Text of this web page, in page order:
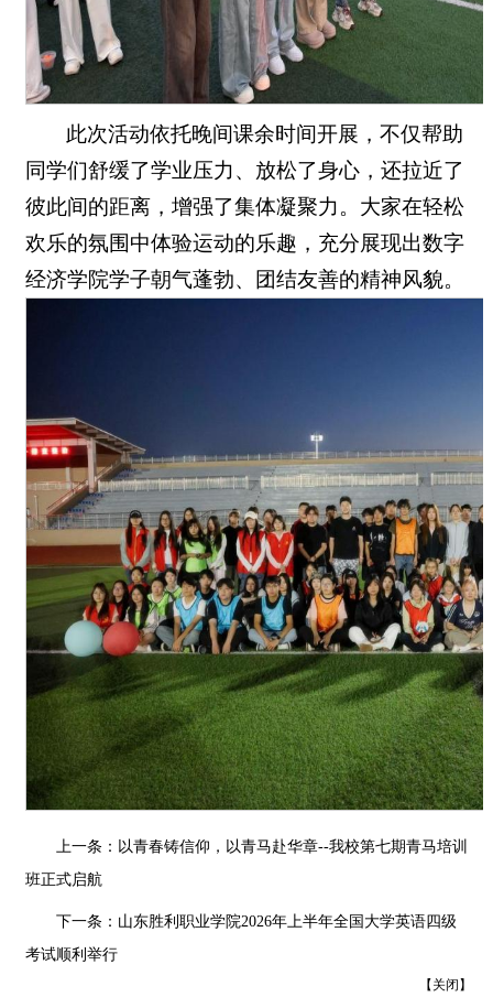
此次活动依托晚间课余时间开展，不仅帮助
同学们舒缓了学业压力、放松了身心，还拉近了
彼此间的距离，增强了集体凝聚力。大家在轻松
欢乐的氛围中体验运动的乐趣，充分展现出数字
经济学院学子朝气蓬勃、团结友善的精神风貌。
上一条： 以青春铸信仰，以青马赴华章--我校第七期青马培训
班正式启航
下一条： 山东胜利职业学院2026年上半年全国大学英语四级
考试顺利举行
【 关闭 】